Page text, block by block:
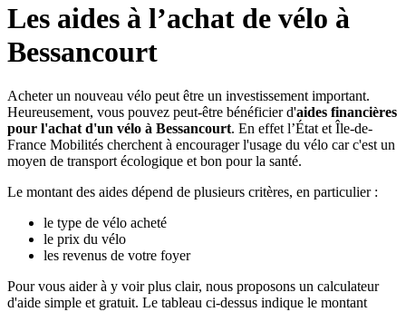
Les aides à l’achat de vélo à
Bessancourt
Acheter un nouveau vélo peut être un investissement important.
Heureusement, vous pouvez peut-être bénéficier d'aides financières
pour l'achat d'un vélo à Bessancourt. En effet l’État et Île-de-
France Mobilités cherchent à encourager l'usage du vélo car c'est un
moyen de transport écologique et bon pour la santé.
Le montant des aides dépend de plusieurs critères, en particulier :
le type de vélo acheté
le prix du vélo
les revenus de votre foyer
Pour vous aider à y voir plus clair, nous proposons un calculateur
d'aide simple et gratuit. Le tableau ci-dessus indique le montant